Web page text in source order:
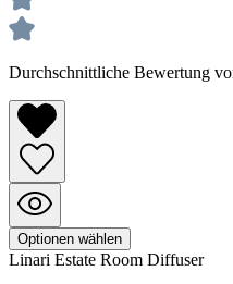
Durchschnittliche Bewertung
Optionen wählen
Linari Estate Room Diffuser